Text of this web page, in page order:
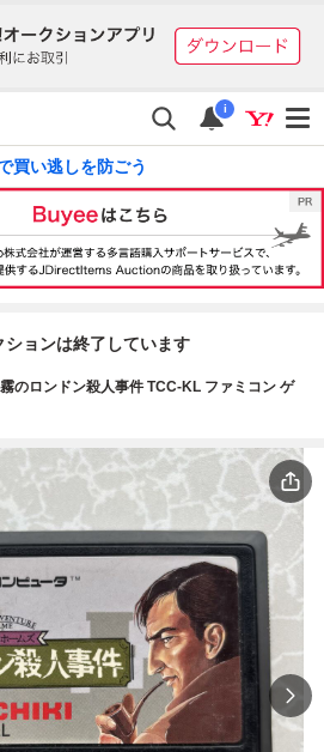
i
買い逃しを防ごう
ションは終了しています
のロンドン殺人事件 TCC-KL ファミコン ゲ